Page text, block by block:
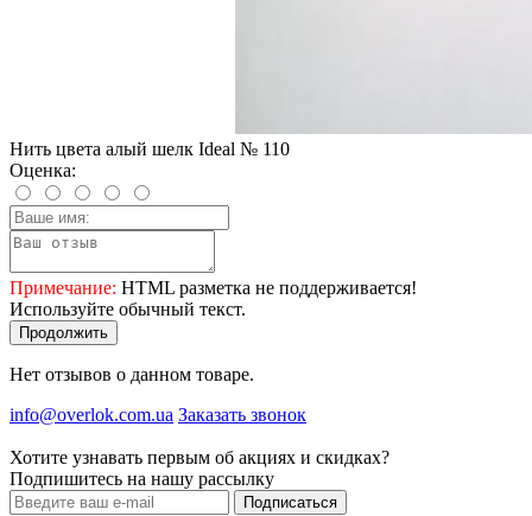
Нить цвета алый шелк Ideal № 110
Оценка:
Примечание: HTML разметка не поддерживается!
Используйте обычный текст.
Продолжить
Нет отзывов о данном товаре.
info@overlok.com.ua Заказать звонок
Хотите узнавать первым об акциях и скидках?
Подпишитесь на нашу рассылку
Подписаться